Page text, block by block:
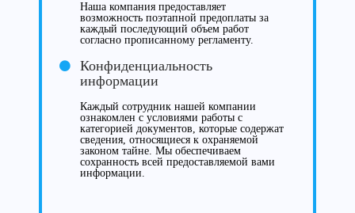
Наша компания предоставляет
возможность поэтапной предоплаты за
каждый последующий объем работ
согласно прописанному регламенту.
Конфиденциальность
информации
Каждый сотрудник нашей компании
ознакомлен с условиями работы с
категорией документов, которые содержат
сведения, относящиеся к охраняемой
законом тайне. Мы обеспечиваем
сохранность всей предоставляемой вами
информации.